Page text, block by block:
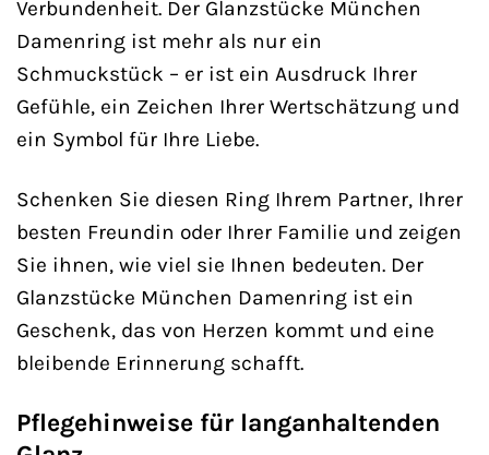
Verbundenheit. Der Glanzstücke München
Damenring ist mehr als nur ein
Schmuckstück – er ist ein Ausdruck Ihrer
Gefühle, ein Zeichen Ihrer Wertschätzung und
ein Symbol für Ihre Liebe.
Schenken Sie diesen Ring Ihrem Partner, Ihrer
besten Freundin oder Ihrer Familie und zeigen
Sie ihnen, wie viel sie Ihnen bedeuten. Der
Glanzstücke München Damenring ist ein
Geschenk, das von Herzen kommt und eine
bleibende Erinnerung schafft.
Pflegehinweise für langanhaltenden